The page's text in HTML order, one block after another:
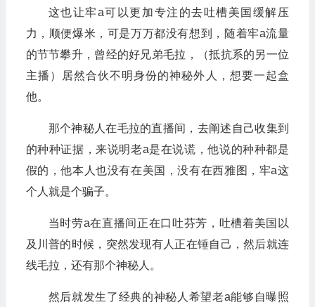
这也让牢a可以更加专注的去吐槽美国缓解压
力，顺便爆米，可是万万都没有想到，随着牢a流量
的节节攀升，曾经的好兄弟毛拉，（抵抗系的另一位
主播）居然合伙不明身份的神秘外人，想要一起盒
他。
那个神秘人在毛拉的直播间，去阐述自己收集到
的种种证据，来说明老a是在说谎，他说的种种都是
假的，他本人也没有在美国，没有在西雅图，牢a这
个人就是个骗子。
当时劳a在直播间正在口吐芬芳，吐槽着美国以
及川普的时候，突然发现有人正在锤自己，然后就连
线毛拉，还有那个神秘人。
然后就发生了经典的神秘人希望老a能够自曝照